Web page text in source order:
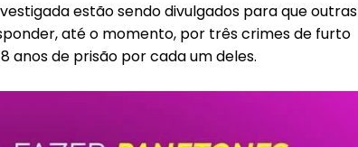
estão sendo divulgados para que outras
até o momento, por três crimes de furto
anos de prisão por cada um deles.